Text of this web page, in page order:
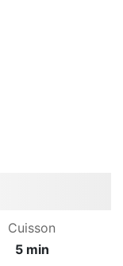
Cuisson
5 min